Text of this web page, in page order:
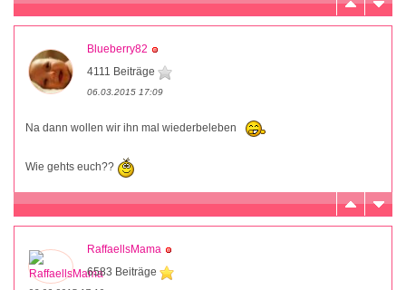
Blueberry82
4111 Beiträge
06.03.2015 17:09
Na dann wollen wir ihn mal wiederbeleben
Wie gehts euch??
RaffaellsMama
6583 Beiträge